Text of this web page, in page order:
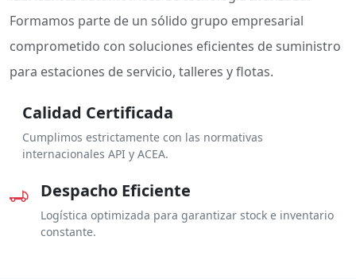
Formamos parte de un sólido grupo empresarial
comprometido con soluciones eficientes de suministro
para estaciones de servicio, talleres y flotas.
Calidad Certificada
Cumplimos estrictamente con las normativas
internacionales API y ACEA.
Despacho Eficiente
Logística optimizada para garantizar stock e inventario
constante.